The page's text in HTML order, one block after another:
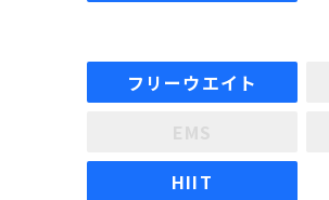
フリーウエイト
HIIT